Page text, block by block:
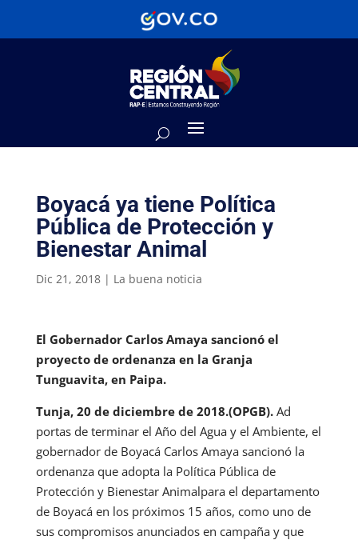
Boyacá ya tiene Política
Pública de Protección y
Bienestar Animal
Dic 21, 2018| La buena noticia
El Gobernador Carlos Amaya sancionó el
proyecto de ordenanza en la Granja
Tunguavita, en Paipa.
Tunja, 20 de diciembre de 2018.(OPGB). Ad
portas de terminar el Año del Agua y el Ambiente, el
gobernador de Boyacá Carlos Amaya sancionó la
ordenanza que adopta la Política Pública de
Protección y Bienestar Animalpara el departamento
de Boyacá en los próximos 15 años, como uno de
sus compromisos anunciados en campaña y que